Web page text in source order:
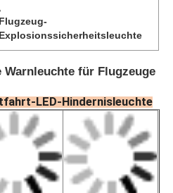
Flugzeug-
Explosionssicherheitsleuchte
für Flugzeuge
LED-Hindernisleuchte